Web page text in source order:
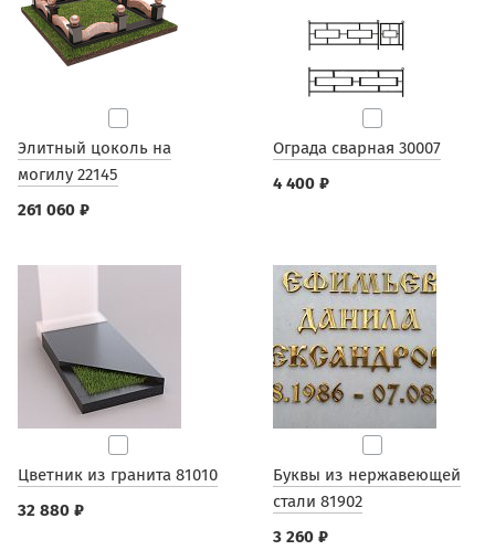
Элитный цоколь на
могилу 22145
261 060 ₽
Ограда сварная 30007
4 400 ₽
Цветник из гранита 81010
32 880 ₽
Буквы из нержавеющей
стали 81902
3 260 ₽